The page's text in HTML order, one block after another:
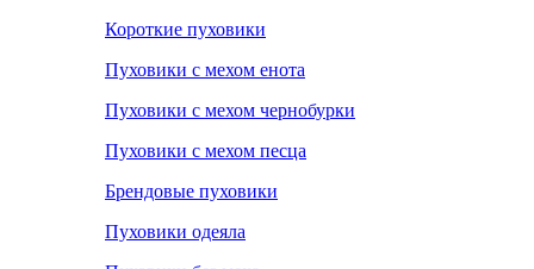
Короткие пуховики
Пуховики с мехом енота
Пуховики с мехом чернобурки
Пуховики с мехом песца
Брендовые пуховики
Пуховики одеяла